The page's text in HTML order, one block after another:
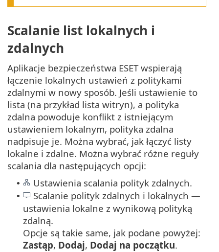
Scalanie list lokalnych i
zdalnych
Aplikacje bezpieczeństwa ESET wspierają
łączenie lokalnych ustawień z politykami
zdalnymi w nowy sposób. Jeśli ustawienie to
lista (na przykład lista witryn), a polityka
zdalna powoduje konflikt z istniejącym
ustawieniem lokalnym, polityka zdalna
nadpisuje je. Można wybrać, jak łączyć listy
lokalne i zdalne. Można wybrać różne reguły
scalania dla następujących opcji:
• Ustawienia scalania polityk zdalnych.
•
Scalanie polityk zdalnych i lokalnych —
ustawienia lokalne z wynikową polityką
zdalną.
Opcje są takie same, jak podane powyżej:
Zastąp, Dodaj, Dodaj na początku.